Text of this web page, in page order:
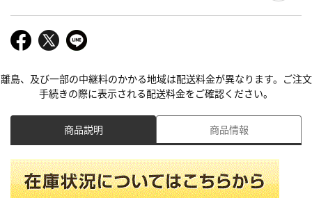
離島、及び一部の中継料のかかる地域は配送料金が異なります。ご注文
手続きの際に表示される配送料金をご確認ください。
商品説明 商品情報